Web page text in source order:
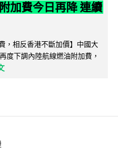
加費今日再降 連續
，相反香港不斷加價】中國大
度下調內陸航線燃油附加費，